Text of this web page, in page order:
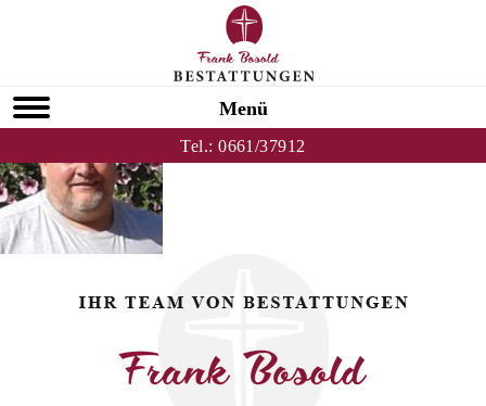
Menü
Tel.:0661/37912
HOMEPAGE